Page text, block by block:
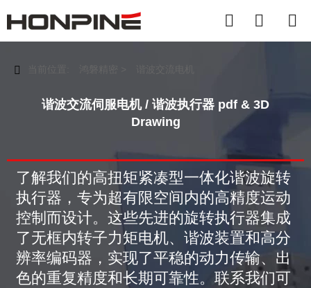
  

谐波交流伺服电机 / 谐波执行器 pdf & 3D
Drawing
了解我们的高扭矩紧凑型一体化谐波旋转
执行器，专为超有限空间内的高精度运动
控制而设计。这些先进的旋转执行器集成
了无框内转子力矩电机、谐波装置和高分
辨率编码器，实现了平稳的动力传输、出
色的重复精度和长期可靠性。联系我们可